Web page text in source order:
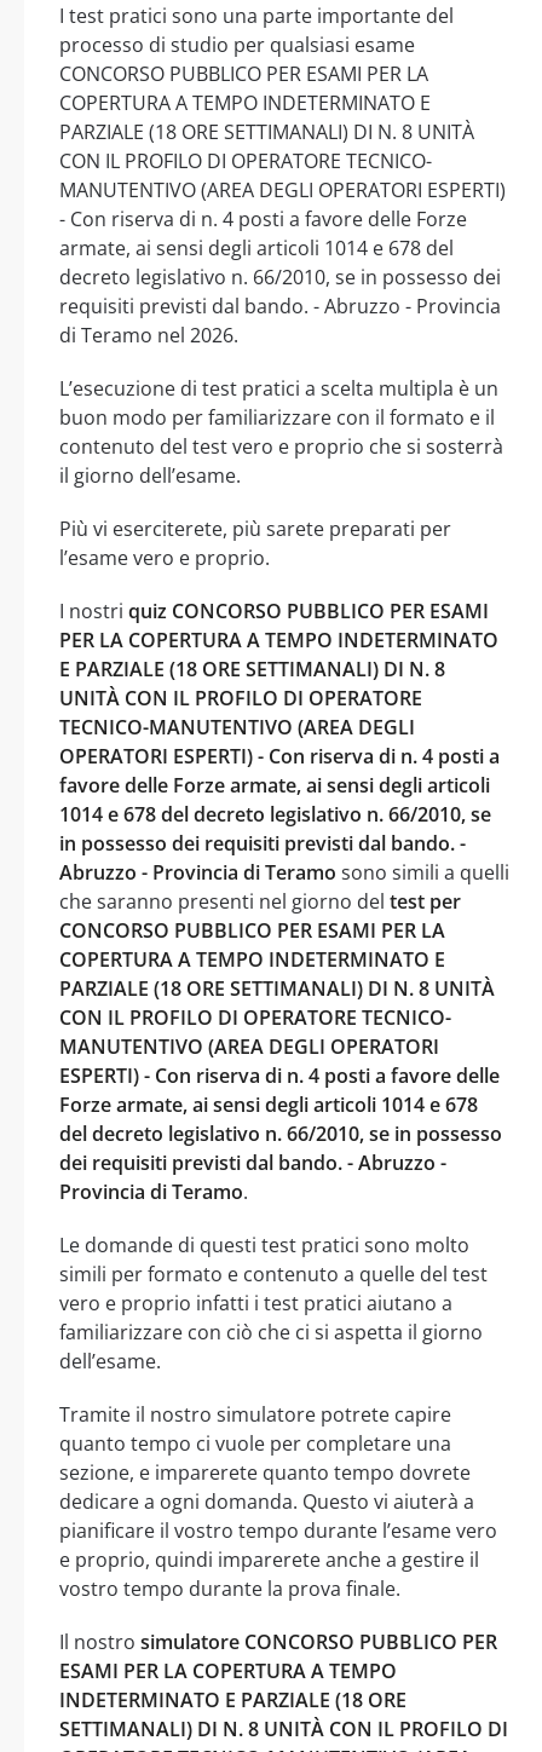
I test pratici sono una parte importante del
processo di studio per qualsiasi esame
CONCORSO PUBBLICO PER ESAMI PER LA
COPERTURA A TEMPO INDETERMINATO E
PARZIALE (18 ORE SETTIMANALI) DI N. 8 UNITÀ
CON IL PROFILO DI OPERATORE TECNICO-
MANUTENTIVO (AREA DEGLI OPERATORI ESPERTI)
- Con riserva di n. 4 posti a favore delle Forze
armate, ai sensi degli articoli 1014 e 678 del
decreto legislativo n. 66/2010, se in possesso dei
requisiti previsti dal bando. - Abruzzo - Provincia
di Teramo nel 2026.
L’esecuzione di test pratici a scelta multipla è un
buon modo per familiarizzare con il formato e il
contenuto del test vero e proprio che si sosterrà
il giorno dell’esame.
Più vi eserciterete, più sarete preparati per
l’esame vero e proprio.
I nostri quiz CONCORSO PUBBLICO PER ESAMI
PER LA COPERTURA A TEMPO INDETERMINATO
E PARZIALE (18 ORE SETTIMANALI) DI N. 8
UNITÀ CON IL PROFILO DI OPERATORE
TECNICO-MANUTENTIVO (AREA DEGLI
OPERATORI ESPERTI) - Con riserva di n. 4 posti a
favore delle Forze armate, ai sensi degli articoli
1014 e 678 del decreto legislativo n. 66/2010, se
in possesso dei requisiti previsti dal bando. -
Abruzzo - Provincia di Teramo sono simili a quelli
che saranno presenti nel giorno del test per
CONCORSO PUBBLICO PER ESAMI PER LA
COPERTURA A TEMPO INDETERMINATO E
PARZIALE (18 ORE SETTIMANALI) DI N. 8 UNITÀ
CON IL PROFILO DI OPERATORE TECNICO-
MANUTENTIVO (AREA DEGLI OPERATORI
ESPERTI) - Con riserva di n. 4 posti a favore delle
Forze armate, ai sensi degli articoli 1014 e 678
del decreto legislativo n. 66/2010, se in possesso
dei requisiti previsti dal bando. - Abruzzo -
Provincia di Teramo.
Le domande di questi test pratici sono molto
simili per formato e contenuto a quelle del test
vero e proprio infatti i test pratici aiutano a
familiarizzare con ciò che ci si aspetta il giorno
dell’esame.
Tramite il nostro simulatore potrete capire
quanto tempo ci vuole per completare una
sezione, e imparerete quanto tempo dovrete
dedicare a ogni domanda. Questo vi aiuterà a
pianificare il vostro tempo durante l’esame vero
e proprio, quindi imparerete anche a gestire il
vostro tempo durante la prova finale.
Il nostro simulatore CONCORSO PUBBLICO PER
ESAMI PER LA COPERTURA A TEMPO
INDETERMINATO E PARZIALE (18 ORE
SETTIMANALI) DI N. 8 UNITÀ CON IL PROFILO DI